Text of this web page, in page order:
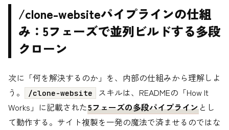
/clone-websiteパイプラインの仕組
み：5フェーズで並列ビルドする多段
クローン
次に「何を解決するのか」を、内部の仕組みから理解しよ
う。
/clone-website
スキルは、READMEの「How It
Works」に記載された5フェーズの多段パイプラインとし
て動作する。サイト複製を一発の魔法で済ませるのではな